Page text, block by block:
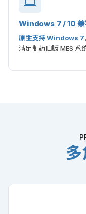
Windows 7 / 10 兼
原生支持 Windows 7
满足制药旧版 MES 系
多